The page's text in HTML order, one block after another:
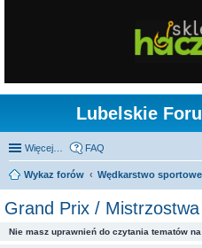
Lubelskie
Więcej… FAQ
Wykaz forów Wędkarstwo sportowe
Grand Prix / Mistrzostwa
Nie masz uprawnień do czytania tematów na